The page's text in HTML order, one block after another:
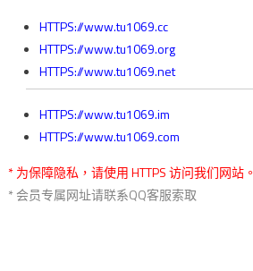
HTTPS://www.tu1069.cc
HTTPS://www.tu1069.org
HTTPS://www.tu1069.net
HTTPS://www.tu1069.im
HTTPS://www.tu1069.com
* 为保障隐私，请使用 HTTPS 访问我们网站。
* 会员专属网址请联系QQ客服索取